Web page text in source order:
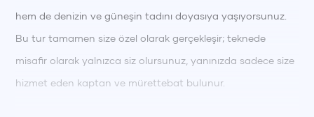
hem de denizin ve güneşin tadını doyasıya yaşıyorsunuz.
Bu tur tamamen size özel olarak gerçekleşir; teknede
misafir olarak yalnızca siz olursunuz, yanınızda sadece size
hizmet eden kaptan ve mürettebat bulunur.